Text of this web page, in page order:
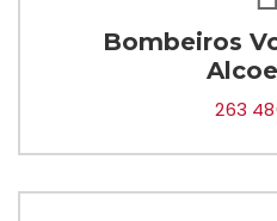
Bombeiros
263